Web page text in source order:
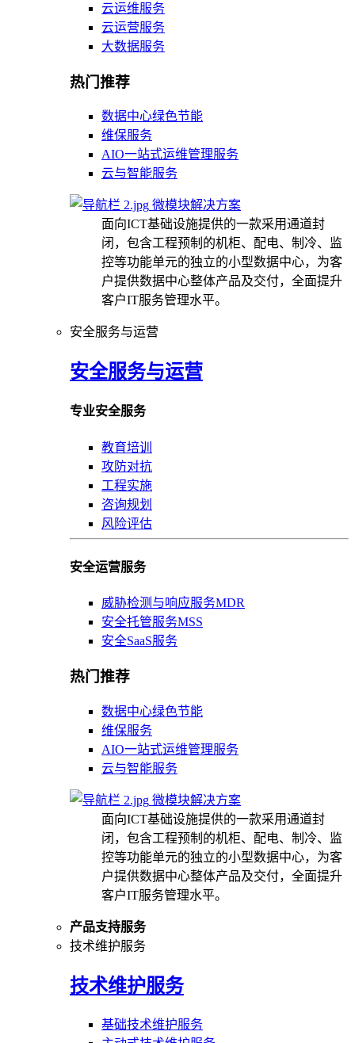
云运维服务
云运营服务
大数据服务
热门推荐
数据中心绿色节能
维保服务
AIO一站式运维管理服务
云与智能服务
微模块解决方案
面向ICT基础设施提供的一款采用通道封
闭，包含工程预制的机柜、配电、制冷、监
控等功能单元的独立的小型数据中心，为客
户提供数据中心整体产品及交付，全面提升
客户IT服务管理水平。
安全服务与运营
安全服务与运营
专业安全服务
教育培训
攻防对抗
工程实施
咨询规划
风险评估
安全运营服务
威胁检测与响应服务MDR
安全托管服务MSS
安全SaaS服务
热门推荐
数据中心绿色节能
维保服务
AIO一站式运维管理服务
云与智能服务
微模块解决方案
面向ICT基础设施提供的一款采用通道封
闭，包含工程预制的机柜、配电、制冷、监
控等功能单元的独立的小型数据中心，为客
户提供数据中心整体产品及交付，全面提升
客户IT服务管理水平。
产品支持服务
技术维护服务
技术维护服务
基础技术维护服务